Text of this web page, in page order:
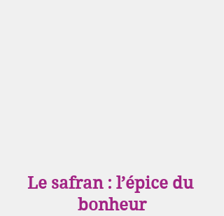
Le safran : l’épice du
bonheur